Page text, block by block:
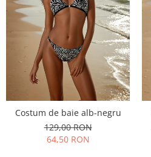
Costum de baie alb-negru
129,00 RON
64,50 RON